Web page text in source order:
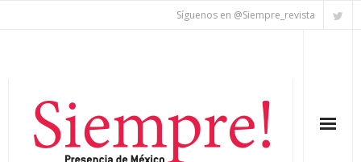
Síguenos en @Siempre_revista